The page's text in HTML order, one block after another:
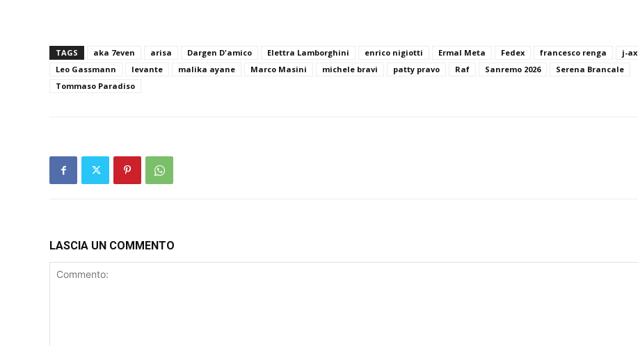
TAGS aka 7even arisa Dargen D'amico Elettra Lamborghini enrico nigiotti Ermal Meta Fedex francesco renga j-ax
Leo Gassmann
levante malika ayane Marco Masini michele bravi patty pravo Raf Sanremo 2026
Serena Brancale
Tommaso Paradiso
LASCIA UN COMMENTO